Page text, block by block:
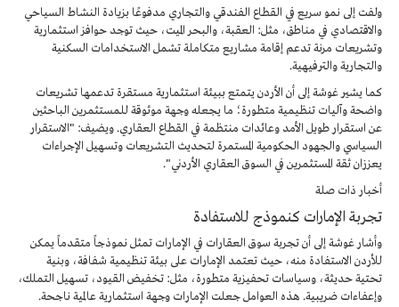
ولفت إلى نمو سريع في القطاع الفندقي والتجاري مدفوعًا بزيادة النشاط السياحي
والاقتصادي في مناطق، مثل: العقبة، والبحر الميت، حيث توجد حوافز استثمارية
وتشريعات مرنة تدعم إقامة مشاريع متكاملة تشمل الاستخدامات السكنية
والتجارية والترفيهية.
كما يشير غوشة إلى أن الأردن يتمتع ببيئة استثمارية مستقرة تدعمها تشريعات
واضحة وآليات تنظيمية متطورة؛ ما يجعله وجهة موثوقة للمستثمرين الباحثين
عن استقرار طويل الأمد وعائدات منتظمة في القطاع العقاري. ويضيف: "الاستقرار
السياسي والجهود الحكومية المستمرة لتحديث التشريعات وتسهيل الإجراءات
يعززان ثقة المستثمرين في السوق العقاري الأردني".
أخبار ذات صلة
تجربة الإمارات كنموذج للاستفادة
وأشار غوشة إلى أن تجربة سوق العقارات في الإمارات تمثل نموذجاً متقدماً يمكن
للأردن الاستفادة منه، حيث تعتمد الإمارات على بيئة تنظيمية شفافة، وبنية
تحتية حديثة، وسياسات تحفيزية متطورة، مثل: تخفيض القيود، تسهيل التملك،
وإعفاءات ضريبية. هذه العوامل جعلت الإمارات وجهة استثمارية عالمية ناجحة.